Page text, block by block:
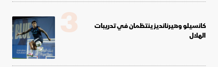
كانسيلو وهيرنانديز ينتظمان في تدريبات
الهلال
3